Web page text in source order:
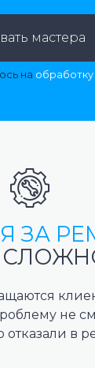
мастера
на
ЗА
не
отказали в